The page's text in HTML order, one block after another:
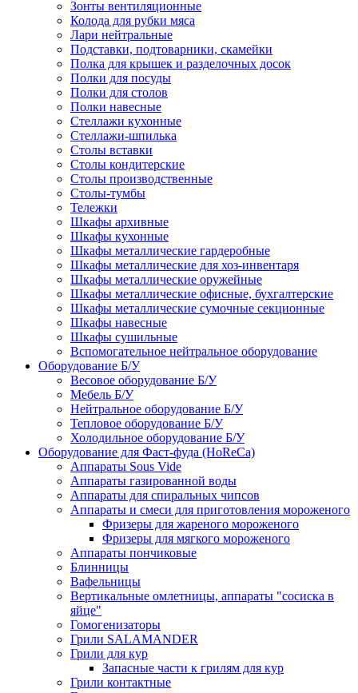
Зонты вентиляционные
Колода для рубки мяса
Лари нейтральные
Подставки, подтоварники, скамейки
Полка для крышек и разделочных досок
Полки для посуды
Полки для столов
Полки навесные
Стеллажи кухонные
Стеллажи-шпилька
Столы вставки
Столы кондитерские
Столы производственные
Столы-тумбы
Тележки
Шкафы архивные
Шкафы кухонные
Шкафы металлические гардеробные
Шкафы металлические для хоз-инвентаря
Шкафы металлические оружейные
Шкафы металлические офисные, бухгалтерские
Шкафы металлические сумочные секционные
Шкафы навесные
Шкафы сушильные
Вспомогательное нейтральное оборудование
Оборудование Б/У
Весовое оборудование Б/У
Мебель Б/У
Нейтральное оборудование Б/У
Тепловое оборудование Б/У
Холодильное оборудование Б/У
Оборудование для Фаст-фуда (HoReCa)
Аппараты Sous Vide
Аппараты газированной воды
Аппараты для спиральных чипсов
Аппараты и смеси для приготовления мороженого
Фризеры для жареного мороженого
Фризеры для мягкого мороженого
Аппараты пончиковые
Блинницы
Вафельницы
Вертикальные омлетницы, аппараты "сосиска в
яйце"
Гомогенизаторы
Грили SALAMANDER
Грили для кур
Запасные части к грилям для кур
Грили контактные